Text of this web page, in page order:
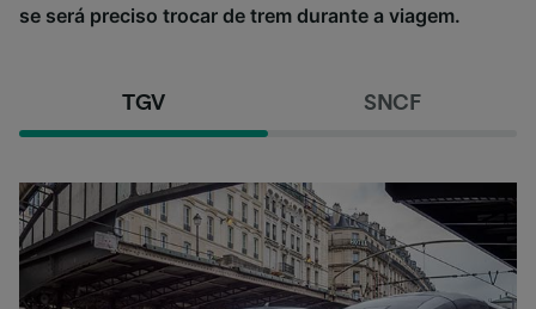
se será preciso trocar de trem durante a viagem.
TGV SNCF